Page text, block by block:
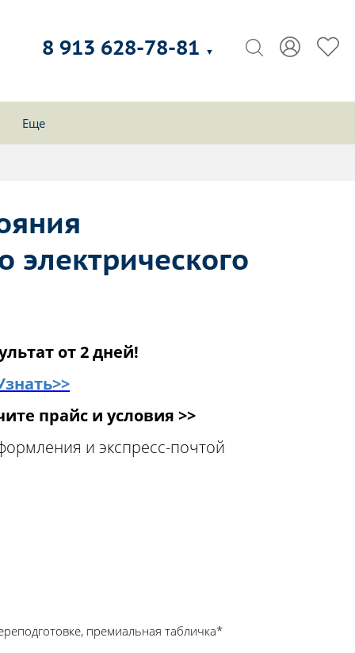
8 913 628-78-81 ▼
Еще
электрического
от 2 дней!
прайс и условия >>
и экспресс-почтой
премиальная табличка*